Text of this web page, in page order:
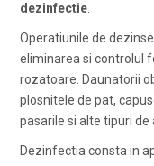
dezinfectie
Operatiunile de
eliminarea si controlul
rozatoare. Daunatorii
plosnitele de pat,
pasarile si alte tipuri de
Dezinfectia consta in